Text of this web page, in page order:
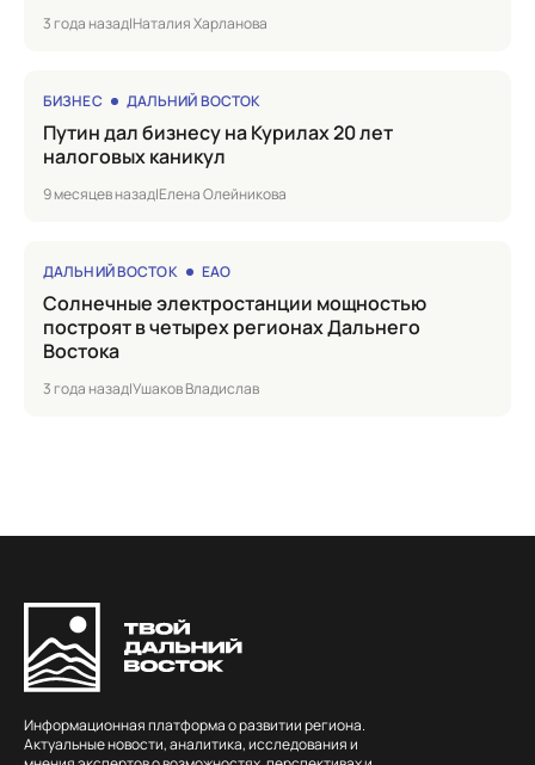
3 года назад|Наталия Харланова
БИЗНЕС ДАЛЬНИЙ ВОСТОК
Путин дал бизнесу на Курилах 20 лет
налоговых каникул
9 месяцев назад|Елена Олейникова
ДАЛЬНИЙ ВОСТОК ЕАО
Солнечные электростанции мощностью
построят в четырех регионах Дальнего
Востока
3 года назад|Ушаков Владислав
Информационная платформа о развитии региона.
Актуальные новости, аналитика, исследования и